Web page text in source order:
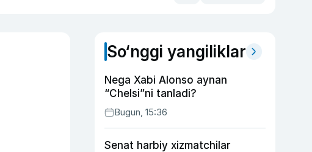
So‘nggi yangiliklar
Nega Xabi Alonso aynan
“Chelsi”ni tanladi?
Bugun, 15:36
Senat harbiy xizmatchilar